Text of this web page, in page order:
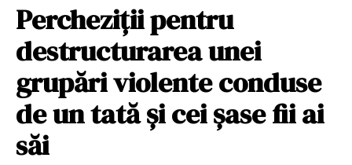
Percheziții pentru
destructurarea unei
grupări violente conduse
de un tată și cei șase fii ai
săi